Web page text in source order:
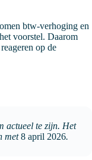
btw-verhoging en
voorstel. Daarom
op de
actueel te zijn. Het
met8 april 2026.